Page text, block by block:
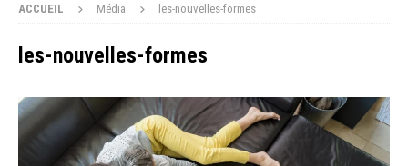
ACCUEIL Média les-nouvelles-formes
les-nouvelles-formes